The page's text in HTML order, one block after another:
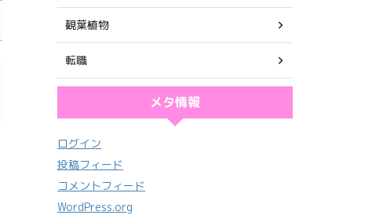
観葉植物
転職
メタ情報
ログイン
投稿フィード
コメントフィード
WordPress.org